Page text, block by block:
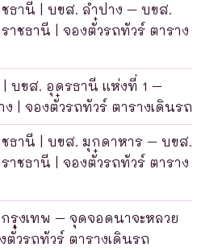
ธานี | บขส. ลำปาง – บขส.
าชธานี | จองตั๋วรถทัวร์ ตาราง
บขส. อุดรธานี แห่งที่ 1 –
| จองตั๋วรถทัวร์ ตารางเดินรถ
ธานี | บขส. มุกดาหาร – บขส.
าชธานี | จองตั๋วรถทัวร์ ตาราง
รุงเทพ – จุดจอดนาจะหลวย
วรถทัวร์ ตารางเดินรถ